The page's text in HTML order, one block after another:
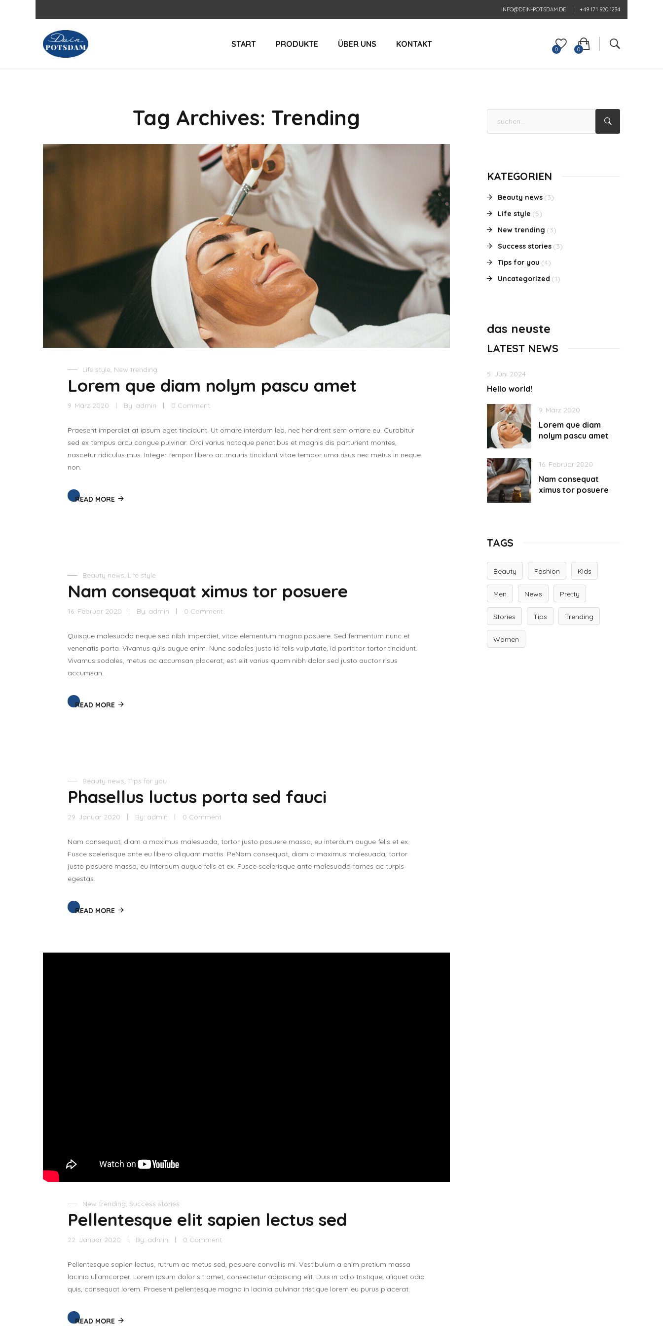
INFO@DEIN-POTSDAM.DE +49 171 920 1234
START PRODUKTE ÜBER UNS KONTAKT
0 0
Tag Archives: Trending
Life style New trending
Lorem que diam nolym pascu amet
9. März 2020 By: admin 0 Comment
Praesent imperdiet at ipsum eget tincidunt. Ut ornare interdum leo, nec hendrerit sem ornare eu. Curabitur
sed ex tempus arcu congue pulvinar. Orci varius natoque penatibus et magnis dis parturient montes,
nascetur ridiculus mus. Integer tempor libero ac mauris tincidunt vitae tempor urna risus nec metus in neque
non.
READ MORE
Beauty news Life style
Nam consequat ximus tor posuere
16. Februar 2020 By: admin 0 Comment
Quisque malesuada neque sed nibh imperdiet, vitae elementum magna posuere. Sed fermentum nunc et
venenatis porta. Vivamus quis augue enim. Nunc sodales justo id felis vulputate, id porttitor tortor tincidunt.
Vivamus sodales, metus ac accumsan placerat, est elit varius quam nibh dolor sed justo auctor risus
accumsan.
READ MORE
Beauty news Tips for you
Phasellus luctus porta sed fauci
29. Januar 2020 By: admin 0 Comment
Nam consequat, diam a maximus malesuada, tortor justo posuere massa, eu interdum augue felis et ex.
Fusce scelerisque ante eu libero aliquam mattis. PeNam consequat, diam a maximus malesuada, tortor
justo posuere massa, eu interdum augue felis et ex. Fusce scelerisque ante malesuada fames ac turpis
egestas.
READ MORE
New trending Success stories
Pellentesque elit sapien lectus sed
22. Januar 2020 By: admin 0 Comment
Pellentesque sapien lectus, rutrum ac metus sed, posuere convallis mi. Vestibulum a enim pretium massa
lacinia ullamcorper. Lorem ipsum dolor sit amet, consectetur adipiscing elit. Duis in odio tristique, aliquet odio
quis, consequat lorem. Praesent pellentesque magna in lacinia pulvinar tristique lorem eu purus placerat.
READ MORE
KATEGORIEN
Beauty news (3)
Life style (5)
New trending (3)
Success stories (3)
Tips for you (4)
Uncategorized (1)
das neuste
LATEST NEWS
5. Juni 2024
Hello world!
9. März 2020
Lorem que diam
nolym pascu amet
16. Februar 2020
Nam consequat
ximus tor posuere
TAGS
Beauty Fashion Kids
Men News Pretty
Stories Tips Trending
Women